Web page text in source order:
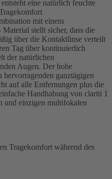
eine natürlich feuchte
mit einem
stellt sicher, dass die
über die Kontaktlinse verteilt
Tag über kontinuierlich
der natürlichen
Augen. Der hohe
hervorragenden ganztägigen
auf alle Entfernungen plus die
Handhabung von clariti 1
und einzigen multifokalen
Tragekomfort während des